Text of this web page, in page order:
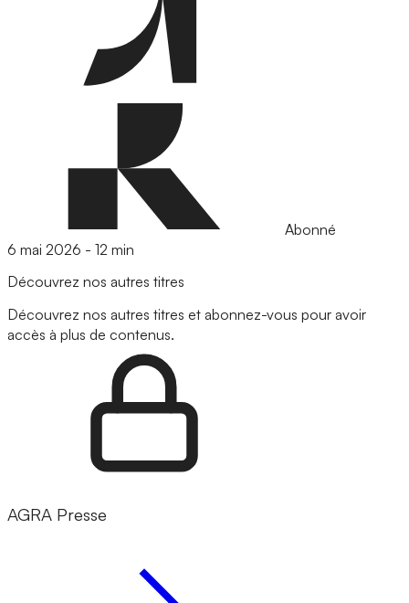
Abonné
6 mai 2026 - 12 min
Découvrez nos autres titres
Découvrez nos autres titres et abonnez-vous pour avoir
accès à plus de contenus.
AGRA Presse